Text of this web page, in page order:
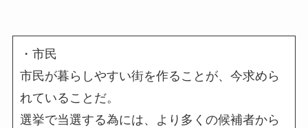
・市民
市民が暮らしやすい街を作ることが、今求めら
れていることだ。
選挙で当選する為には、より多くの候補者から